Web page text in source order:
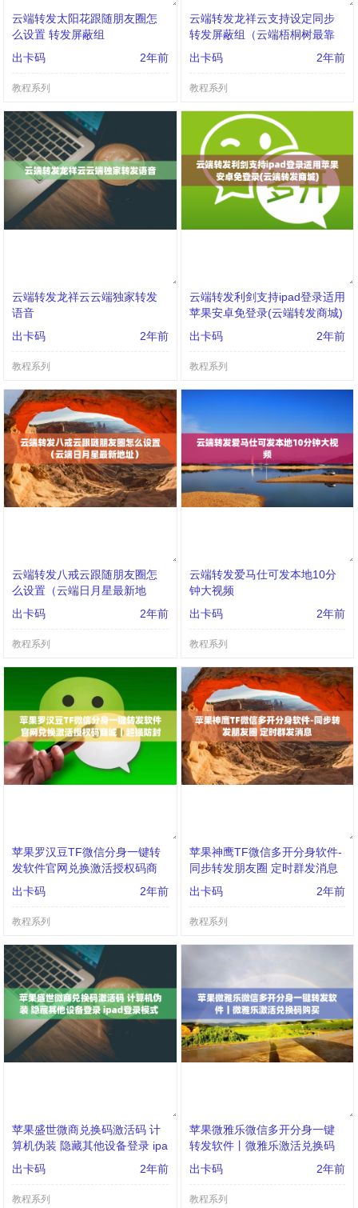
云端转发太阳花跟随朋友圈怎
么设置 转发屏蔽组
出卡码
2年前
教程系列
云端转发龙祥云支持设定同步
转发屏蔽组（云端梧桐树最靠
谱）
出卡码 2年前
教程系列
云端转发龙祥云云端独家转发
语音
出卡码
2年前
教程系列
云端转发利剑支持ipad登录适用
苹果安卓免登录(云端转发商城)
出卡码
2年前
教程系列
云端转发八戒云跟随朋友圈怎
么设置（云端日月星最新地
址）
出卡码 2年前
教程系列
云端转发爱马仕可发本地10分
钟大视频
出卡码
2年前
教程系列
苹果罗汉豆TF微信分身一键转
发软件官网兑换激活授权码商
城丨超强防封
出卡码 2年前
教程系列
苹果神鹰TF微信多开分身软件-
同步转发朋友圈 定时群发消息
出卡码
2年前
教程系列
苹果盛世微商兑换码激活码 计
算机伪装 隐藏其他设备登录 ipa
d登录模式 语音转发 一秒语
出卡码 2年前
教程系列
苹果微雅乐微信多开分身一键
转发软件丨微雅乐激活兑换码
购买
出卡码 2年前
教程系列